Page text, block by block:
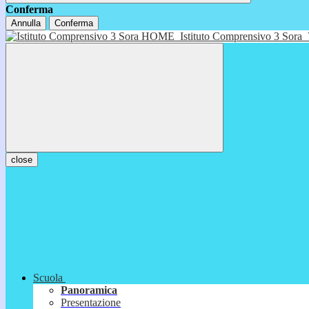
Conferma
Annulla Conferma
HOME Istituto Comprensivo 3 Sora
close
Scuola
Panoramica
Presentazione